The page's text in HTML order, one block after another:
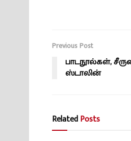
Previous Post
பாடநூல்கள்,
ஸ்டாலின்
RelatedPosts